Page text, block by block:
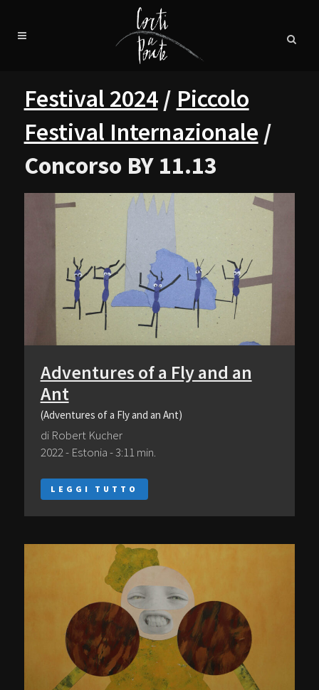
Festival 2024/ Piccolo
Festival Internazionale /
Concorso BY 11.13
Adventures of a Fly and an
Ant
(Adventures of a Fly and an Ant)
di Robert Kucher
2022 - Estonia - 3:11 min.
LEGGI TUTTO